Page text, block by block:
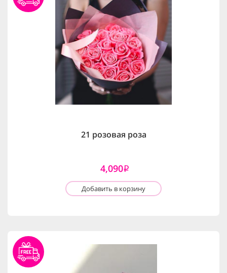
21 розовая роза
4,090i
Добавить в корзину